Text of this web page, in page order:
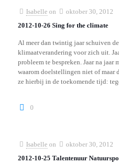
Isabelle on
oktober 30, 2012
2012-10-26 Sing for the climate
Al meer dan twintig jaar schuiven
klimaatverandering voor zich uit.
probleem te bespreken. Jaar na jaar
waarom doelstellingen niet of maar
ze hierbij in de toekomende tijd:
0
Isabelle on
oktober 30, 2012
2012-10-25 Talentenuur